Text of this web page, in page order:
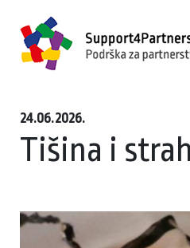
24.06.2026.
Tišina i